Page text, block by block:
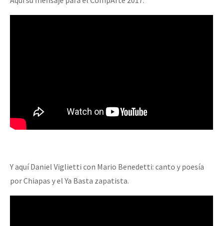
Y aquí Daniel Viglietti con Mario Benedetti: canto y poesía
por Chiapas y el Ya Basta zapatista.